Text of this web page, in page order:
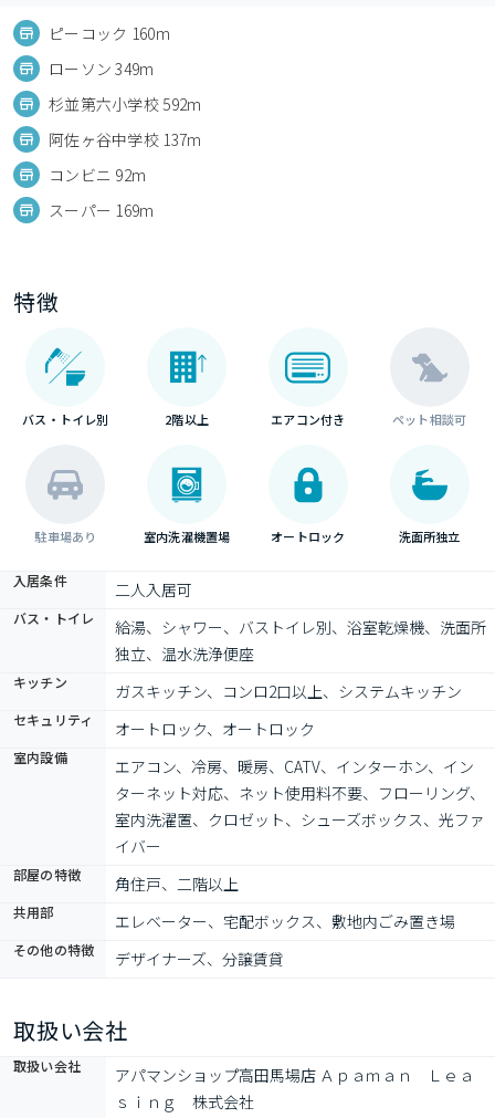
ピーコック 160m
ローソン 349m
杉並第六小学校 592m
阿佐ヶ谷中学校 137m
コンビニ 92m
スーパー 169m
特徴
バス・トイレ別 2階以上 エアコン付き ペット相談可
駐車場あり 室内洗濯機置場 オートロック 洗面所独立
入居条件 二人入居可
バス・トイレ
給湯、シャワー、バストイレ別、浴室乾燥機、洗面所
独立、温水洗浄便座
キッチン ガスキッチン、コンロ2口以上、システムキッチン
セキュリティ オートロック、オートロック
室内設備
エアコン、冷房、暖房、CATV、インターホン、イン
ターネット対応、ネット使用料不要、フローリング、
室内洗濯置、クロゼット、シューズボックス、光ファ
イバー
部屋の特徴 角住戸、二階以上
共用部 エレベーター、宅配ボックス、敷地内ごみ置き場
その他の特徴 デザイナーズ、分譲賃貸
取扱い会社
取扱い会社
アパマンショップ高田馬場店 Ａｐａｍａｎ　Ｌｅａ
ｓｉｎｇ　株式会社